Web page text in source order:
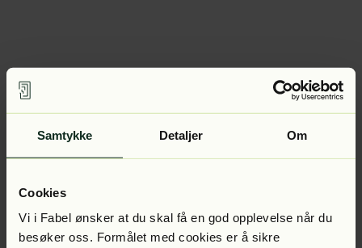
Samtykke Detaljer Om
Cookies
Vi i Fabel ønsker at du skal få en god opplevelse når du
besøker oss. Formålet med cookies er å sikre